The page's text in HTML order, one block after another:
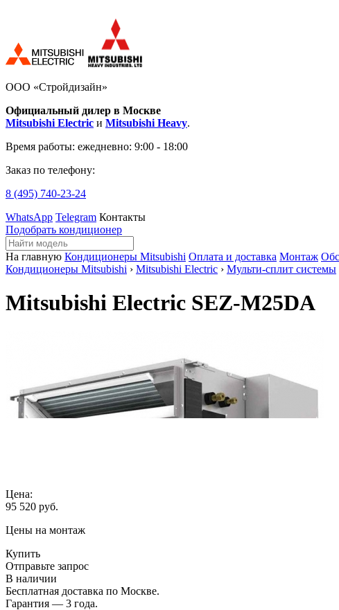
ООО «Стройдизайн»
Официальный дилер в Москве
Mitsubishi Electric и Mitsubishi Heavy.
Время работы: ежедневно: 9:00 - 18:00
Заказ по телефону:
8 (495) 740-23-24
WhatsApp Telegram Контакты
Подобрать кондиционер
На главную Кондиционеры Mitsubishi Оплата и доставка Монтаж
Кондиционеры Mitsubishi › Mitsubishi Electric › Мульти-сплит системы
Mitsubishi Electric SEZ-M25DA
Цена:
95 520 руб.
Цены на монтаж
Купить
Отправьте запрос
В наличии
Бесплатная доставка по Москве.
Гарантия — 3 года.